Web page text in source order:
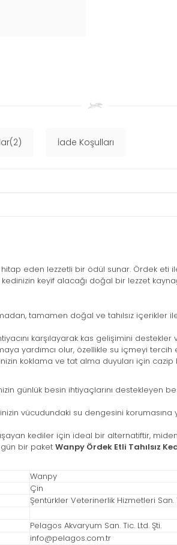
İade Koşulları
eden lezzetli bir ödül sunar. Ördek eti
keyif alacağı doğal bir lezzet
tamamen doğal ve tahılsız içerikler
karşılayarak kas gelişimini
yardımcı olur, özellikle su içmeyi
koklama ve tat alma duyuları için
günlük besin ihtiyaçlarını destekleyen
vücudundaki su dengesini
kediler için ideal bir alternatiftir,
bir paket Wanpy Ördek Etli Tahılsız
Wanpy
Çin
Şentürkler Veterinerlik Hizmetleri San.
Pelagos Akvaryum San. Tic. Ltd. Şti.
info@pelagos.com.tr